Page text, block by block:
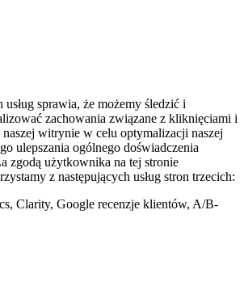
usług sprawia, że możemy śledzić i
zachowania związane z kliknięciami i
witrynie w celu optymalizacji naszej
ulepszania ogólnego doświadczenia
zgodą użytkownika na tej stronie
z następujących usług stron trzecich:
Clarity, Google recenzje klientów, A/B-